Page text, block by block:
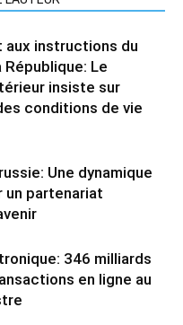
aux instructions du
Le
insiste sur
conditions de vie
Une dynamique
un partenariat
346 milliards
en ligne au